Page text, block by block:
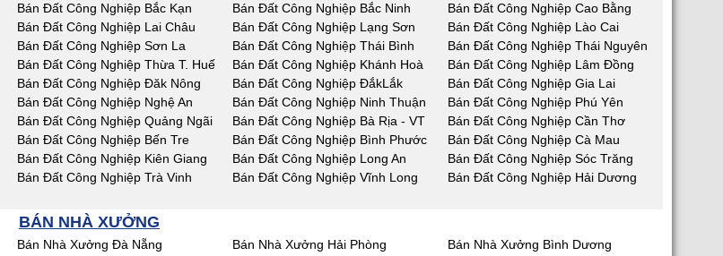
Bán Đất Công Nghiệp Bắc Kạn Bán Đất Công Nghiệp Bắc Ninh
Bán Đất Công Nghiệp Cao Bằng
Bán Đất Công Nghiệp Lai Châu Bán Đất Công Nghiệp Lạng Sơn
Bán Đất Công Nghiệp Lào Cai
Bán Đất Công Nghiệp Sơn La Bán Đất Công Nghiệp Thái Bình
Bán Đất Công Nghiệp Thái Nguyên
Bán Đất Công Nghiệp Thừa T. Huế Bán Đất Công Nghiệp Khánh Hoà
Bán Đất Công Nghiệp Lâm Đồng
Bán Đất Công Nghiệp Đăk Nông Bán Đất Công Nghiệp ĐắkLắk
Bán Đất Công Nghiệp Gia Lai
Bán Đất Công Nghiệp Nghệ An Bán Đất Công Nghiệp Ninh Thuận
Bán Đất Công Nghiệp Phú Yên
Bán Đất Công Nghiệp Quảng Ngãi Bán Đất Công Nghiệp Bà Rịa - VT
Bán Đất Công Nghiệp Cần Thơ
Bán Đất Công Nghiệp Bến Tre Bán Đất Công Nghiệp Bình Phước
Bán Đất Công Nghiệp Cà Mau
Bán Đất Công Nghiệp Kiên Giang Bán Đất Công Nghiệp Long An
Bán Đất Công Nghiệp Sóc Trăng
Bán Đất Công Nghiệp Trà Vinh Bán Đất Công Nghiệp Vĩnh Long
Bán Đất Công Nghiệp Hải Dương
BÁN NHÀ XƯỞNG
Bán Nhà Xưởng Đà Nẵng Bán Nhà Xưởng Hải Phòng Bán Nhà Xưởng Bình Dương